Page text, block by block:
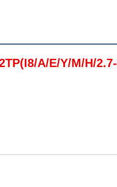
A/E/Y/M/H/2.7-